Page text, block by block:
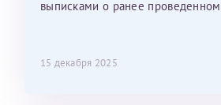
выписками о ранее
15 декабря 2025